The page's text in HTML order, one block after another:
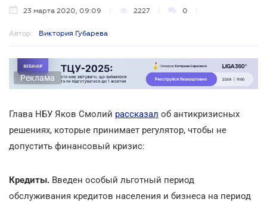
23 марта 2020, 09:09 2227 0
Автор: Виктория Губарева
Реклама
Глава НБУ Яков Смолий рассказал об антикризисных
решениях, которые принимает регулятор, чтобы не
допустить финансовый кризис:
Кредиты. Введен особый льготный период
обслуживания кредитов населения и бизнеса на период